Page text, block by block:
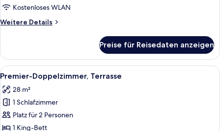
Kostenloses WLAN
Weitere Details
Weitere
2 Schlafzimmer
Preise für Reisedaten anzeigen
Alle
Fotos
für
Premier-
Doppelzimmer,
Terrasse
Ein Bett mit Baldachin, ein
7
Premier-Doppelzimmer, Terrasse
28 m²
1 Schlafzimmer
Platz für 2 Personen
1 King-Bett